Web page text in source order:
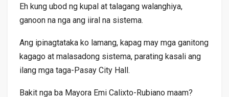
Eh kung ubod ng kupal at talagang walanghiya,
ganoon na nga ang iiral na sistema.
Ang ipinagtataka ko lamang, kapag may mga ganitong
kagago at malasadong sistema, parating kasali ang
ilang mga taga-Pasay City Hall.
Bakit nga ba Mayora Emi Calixto-Rubiano maam?